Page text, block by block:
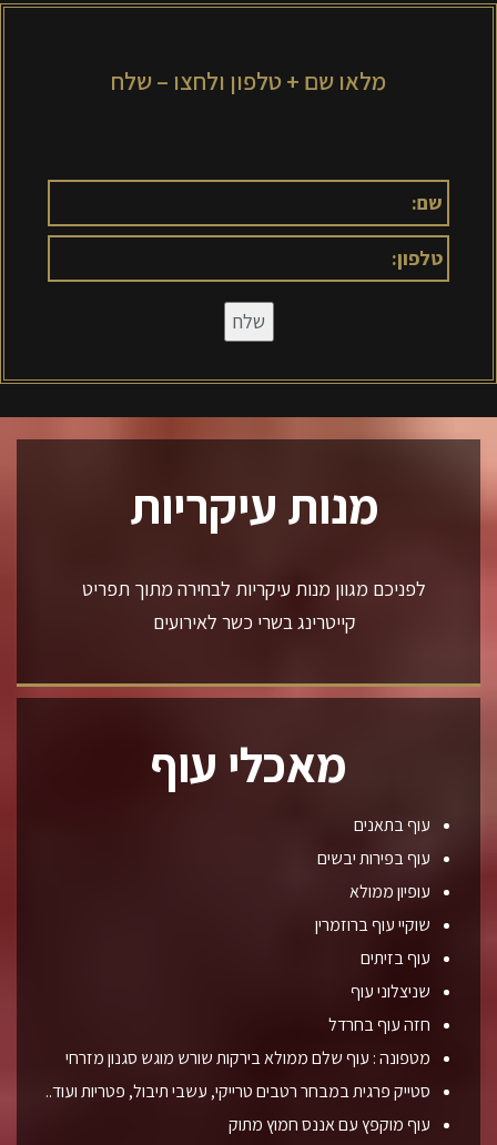
מלאו שם + טלפון ולחצו – שלח
מנות עיקריות
לפניכם מגוון מנות עיקריות לבחירה מתוך תפריט
קייטרינג בשרי כשר לאירועים
מאכלי עוף
עוף בתאנים
עוף בפירות יבשים
עופיון ממולא
שוקיי עוף ברוזמרין
עוף בזיתים
שניצלוני עוף
חזה עוף בחרדל
מטפונה : עוף שלם ממולא בירקות שורש מוגש סגנון מזרחי
סטייק פרגית במבחר רטבים טרייקי, עשבי תיבול, פטריות ועוד..
עוף מוקפץ עם אננס חמוץ מתוק